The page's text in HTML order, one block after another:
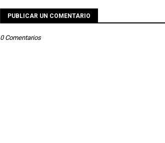
PUBLICAR UN COMENTARIO
0 Comentarios